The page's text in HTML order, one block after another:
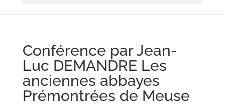
Conférence par Jean-
Luc DEMANDRE Les
anciennes abbayes
Prémontrées de Meuse